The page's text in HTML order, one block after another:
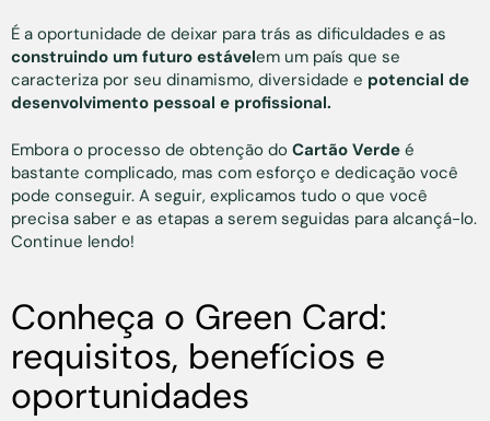
É a oportunidade de deixar para trás as dificuldades e as
construindo um futuro estávelem um país que se
caracteriza por seu dinamismo, diversidade e potencial de
desenvolvimento pessoal e profissional.
Embora o processo de obtenção do Cartão Verde é
bastante complicado, mas com esforço e dedicação você
pode conseguir. A seguir, explicamos tudo o que você
precisa saber e as etapas a serem seguidas para alcançá-lo.
Continue lendo!
Conheça o Green Card:
requisitos, benefícios e
oportunidades